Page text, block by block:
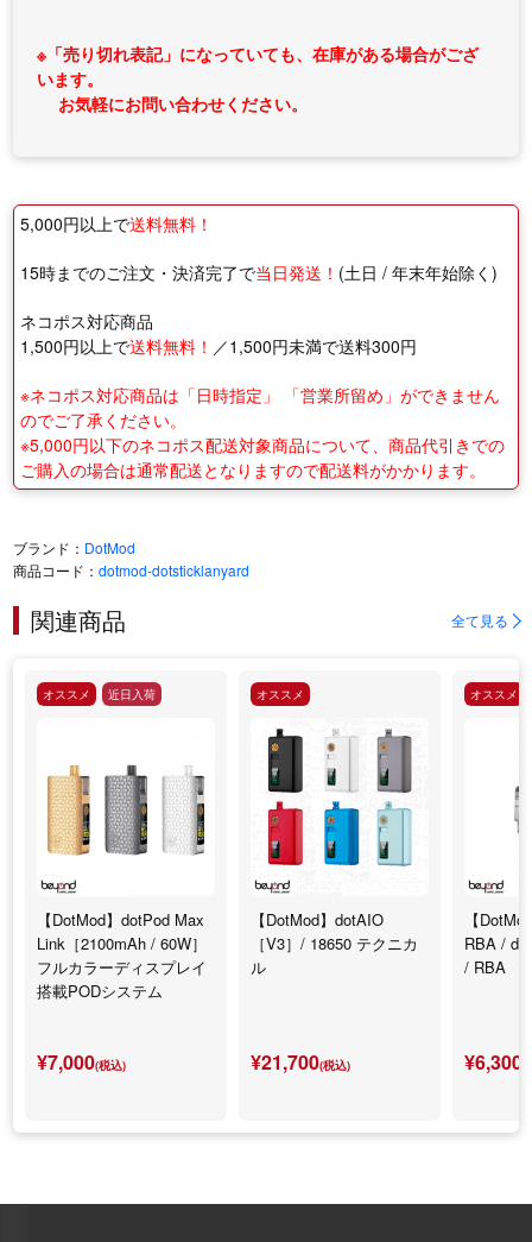
※「売り切れ表記」になっていても、在庫がある場合がござ
います。
お気軽にお問い合わせください。
5,000円以上で送料無料！
15時までのご注文・決済完了で当日発送！ (土日 / 年末年始除く)
ネコポス対応商品
1,500円以上で送料無料！ ／1,500円未満で送料300円
※ネコポス対応商品は「日時指定」 「営業所留め」ができません
のでご了承ください。
※5,000円以下のネコポス配送対象商品について、商品代引きでの
ご購入の場合は通常配送となりますので配送料がかかります。
ブランド： DotMod
商品コード：dotmod-dotsticklanyard
関連商品 全て見る
オススメ 近日入荷
【DotMod】dotPod Max
Link［2100mAh / 60W］
フルカラーディスプレイ
搭載PODシステム
¥7,000(税込)
オススメ
【DotMod】dotAIO
［V3］/ 18650 テクニカ
ル
¥21,700(税込)
オススメ
【
RBA /
/ RBA
¥6,300